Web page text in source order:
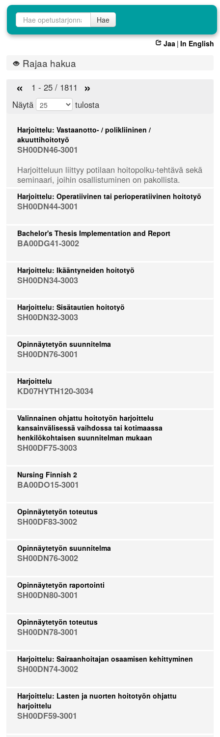
Opetustarjontahaku
Hae
Jaa | In English
Rajaa hakua
« 1 - 25 / 1811 »
Näytä tulosta
Harjoittelu: Vastaanotto- / polikliininen /
akuuttihoitotyö
SH00DN46-3001
Harjoitteluun liittyy potilaan hoitopolku-tehtävä sekä
seminaari, joihin osallistuminen on pakollista.
Harjoittelu: Operatiivinen tai perioperatiivinen hoitotyö
SH00DN44-3001
Bachelor's Thesis Implementation and Report
BA00DG41-3002
Harjoittelu: Ikääntyneiden hoitotyö
SH00DN34-3003
Harjoittelu: Sisätautien hoitotyö
SH00DN32-3003
Opinnäytetyön suunnitelma
SH00DN76-3001
Harjoittelu
KD07HYTH120-3034
Valinnainen ohjattu hoitotyön harjoittelu
kansainvälisessä vaihdossa tai kotimaassa
henkilökohtaisen suunnitelman mukaan
SH00DF75-3003
Nursing Finnish 2
BA00DO15-3001
Opinnäytetyön toteutus
SH00DF83-3002
Opinnäytetyön suunnitelma
SH00DN76-3002
Opinnäytetyön raportointi
SH00DN80-3001
Opinnäytetyön toteutus
SH00DN78-3001
Harjoittelu: Sairaanhoitajan osaamisen kehittyminen
SH00DN74-3002
Harjoittelu: Lasten ja nuorten hoitotyön ohjattu
harjoittelu
SH00DF59-3001